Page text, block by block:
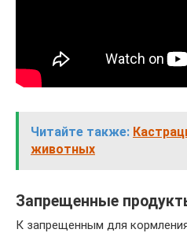
Читайте также:
животных
Запрещенные
К запрещенным для